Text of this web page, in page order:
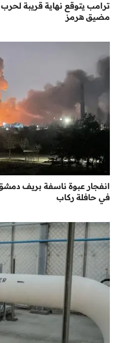
ترامب يتوقع نهاية قريبة
مضيق هرمز
انفجار عبوة ناسفة بريف
في حافلة ركاب